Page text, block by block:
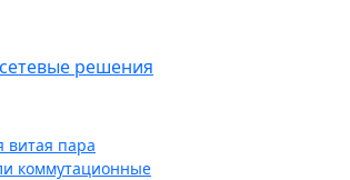
решения
витая пара
коммутационные